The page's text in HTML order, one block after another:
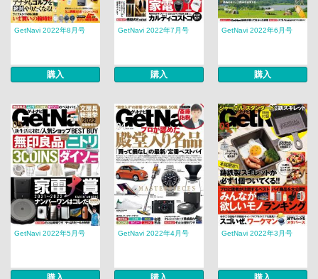
GetNavi 2022年8月号
購入
GetNavi 2022年7月号
購入
GetNavi 2022年6月号
購入
GetNavi 2022年5月号 GetNavi 2022年4月号 GetNavi 2022年3月号